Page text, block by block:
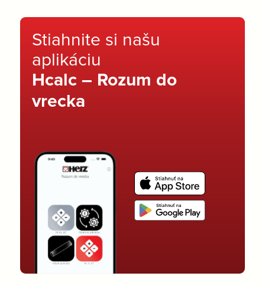
Stiahnite si našu
aplikáciu
Hcalc – Rozum do
vrecka